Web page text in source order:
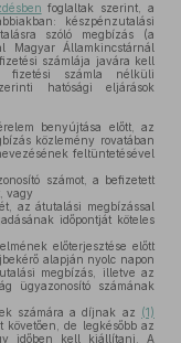
foglaltak szerint, a
készpénzutalási
szóló megbízás (a
Magyar Államkincstárnál
számlája javára kell
fizetési számla nélküli
hatósági eljárások
benyújtása előtt, az
közlemény rovatában
feltüntetésével
számot, a befizetett
vagy
az átutalási megbízással
időpontját köteles
előterjesztése előtt
alapján nyolc napon
megbízás, illetve az
ügyazonosító számának
számára a díjnak az (1)
de legkésőbb az
időben kell kiállítani. A